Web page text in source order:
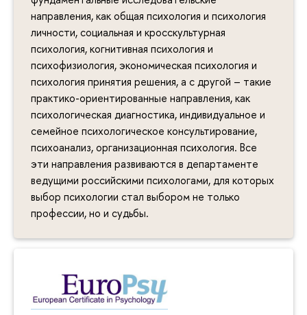
направления, как общая психология и психология
личности, социальная и кросскультурная
психология, когнитивная психология и
психофизиология, экономическая психология и
психология принятия решения, а с другой – такие
практико-ориентированные направления, как
психологическая диагностика, индивидуальное и
семейное психологическое консультирование,
психоанализ, организационная психология. Все
эти направления развиваются в департаменте
ведущими российскими психологами, для которых
выбор психологии стал выбором не только
профессии, но и судьбы.